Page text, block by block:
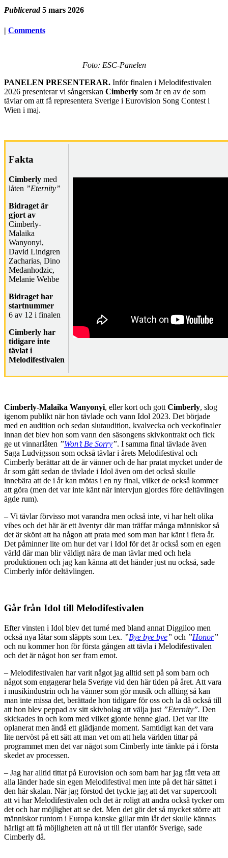
Publicerad 5 mars 2026
| Comments
Foto: ESC-Panelen
PANELEN PRESENTERAR. Inför finalen i Melodifestivalen
2026 presenterar vi sångerskan Cimberly som är en av de som
tävlar om att få representera Sverige i Eurovision Song Contest i
Wien i maj.
Fakta
Cimberly med
låten ”Eternity”
Bidraget är
gjort av
Cimberly-
Malaika
Wanyonyi,
David Lindgren
Zacharias, Dino
Medanhodzic,
Melanie Wehbe
Bidraget har
startnummer
6 av 12 i finalen
Cimberly har
tidigare inte
tävlat i
Melodifestivalen
Cimberly-Malaika Wanyonyi, eller kort och gott Cimberly, slog
igenom publikt när hon tävlade och vann Idol 2023. Det började
med en audition och sedan slutaudition, kvalvecka och veckofinaler
innan det blev hon som vann den säsongens skivkontrakt och fick
ge ut vinnarlåten ”Won’t Be Sorry”. I samma final tävlade även
Saga Ludvigsson som också tävlar i årets Melodifestival och
Cimberly berättar att de är vänner och de har pratat mycket under de
år som gått sedan de tävlade i Idol även om det också skulle
innebära att de i år kan mötas i en ny final, vilket de också kommer
att göra (men det var inte känt när intervjun gjordes före deltävlingen
ägde rum).
– Vi tävlar förvisso mot varandra men också inte, vi har helt olika
vibes och det här är ett äventyr där man träffar många människor så
det är skönt att ha någon att prata med som man har känt i flera år.
Det påminner lite om hur det var i Idol för det är också som en egen
värld där man blir väldigt nära de man tävlar med och hela
produktionen och jag kan känna att det händer just nu också, sade
Cimberly inför deltävlingen.
Går från Idol till Melodifestivalen
Efter vinsten i Idol blev det turné med bland annat Diggiloo men
också nya låtar som släppts som t.ex. ”Bye bye bye” och ”Honor”
och nu kommer hon för första gången att tävla i Melodifestivalen
och det är något hon ser fram emot.
– Melodifestivalen har varit något jag alltid sett på som barn och
något som engagerar hela Sverige vid den här tiden på året. Att vara
i musikindustrin och ha vänner som gör musik och allting så kan
man inte missa det, berättade hon tidigare för oss och la då också till
att hon blev peppad av sitt skivbolag att välja just ”Eternity”. Den
skickades in och kom med vilket gjorde henne glad. Det var lite
oplanerat men ändå ett glädjande moment. Samtidigt kan det vara
lite nervöst på ett sätt att man vet om att hela världen tittar på
programmet men det var något som Cimberly inte tänkte på i första
skedet av processen.
– Jag har alltid tittat på Eurovision och som barn har jag fått veta att
alla länder hade sin egen Melodifestival men inte på det här sättet i
den här skalan. När jag förstod det tyckte jag att det var supercoolt
att vi har Melodifestivalen och det är roligt att andra också tycker om
det och har möjlighet att se det. Men det gör det så mycket större att
människor runtom i Europa kanske gillar min låt det skulle kännas
härligt att få möjligheten att nå ut till fler utanför Sverige, sade
Cimberly då.